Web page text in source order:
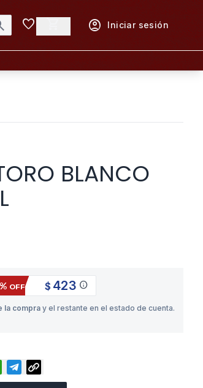
favorite account_circle Iniciar sesión
BLANCO
OFF $ 423 info
la compray el restante en el estado de cuenta.